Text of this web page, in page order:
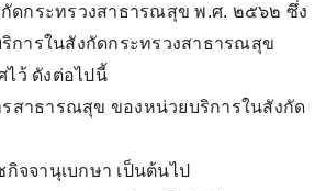
กัดกระทรวงสาธารณสุข พ.ศ. ๒๕๖๒ ซึ่ง
การในสังกัดกระทรวงสาธารณสุข
ว้ ดังต่อไปนี้
สาธารณสุข ของหน่วยบริการในสังกัด
จจานุเบกษา เป็นต้นไป